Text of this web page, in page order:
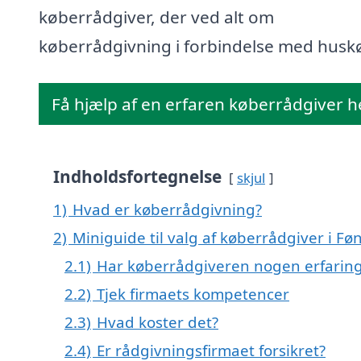
køberrådgiver, der ved alt om
køberrådgivning i forbindelse med
Få hjælp af en erfaren køberrådgiver
Indholdsfortegnelse skjul
1) Hvad er køberrådgivning?
2) Miniguide til valg af køberrådgiver i
2.1) Har køberrådgiveren nogen
2.2) Tjek firmaets kompetencer
2.3) Hvad koster det?
2.4) Er rådgivningsfirmaet forsikret?